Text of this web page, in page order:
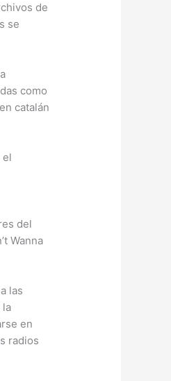
de
se
como
catalán
el
del
Wanna
las
la
en
radios